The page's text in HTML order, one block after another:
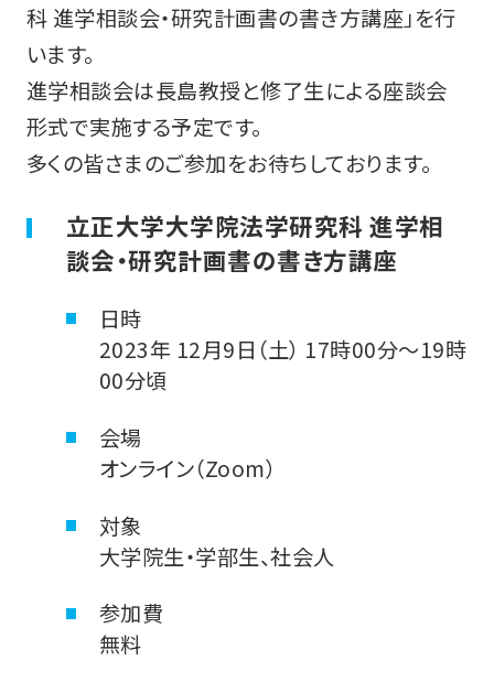
科 進学相談会・研究計画書の書き方講座」を行
います。
進学相談会は長島教授と修了生による座談会
形式で実施する予定です。
多くの皆さまのご参加をお待ちしております。
立正大学大学院法学研究科 進学相
談会・研究計画書の書き方講座
日時
2023年 12月9日（土） 17時00分～19時
00分頃
会場
オンライン（Zoom）
対象
大学院生・学部生、社会人
参加費
無料